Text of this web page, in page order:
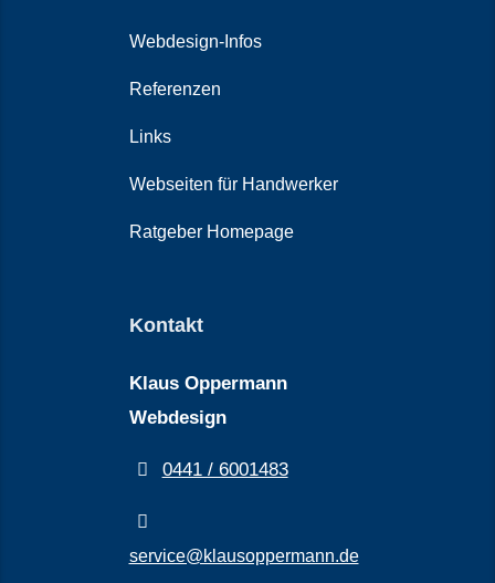
Webdesign-Infos
Referenzen
Links
Webseiten für Handwerker
Ratgeber Homepage
Kontakt
Klaus Oppermann
Webdesign
0441 / 6001483
service@klausoppermann.de